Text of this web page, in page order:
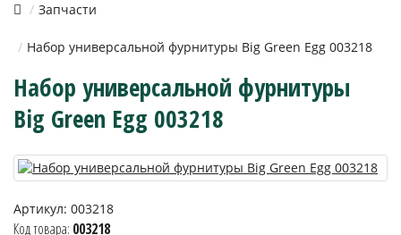
Запчасти
Набор универсальной фурнитуры Big Green Egg 003218
Набор универсальной фурнитуры
Big Green Egg 003218
Артикул: 003218
Код товара: 003218